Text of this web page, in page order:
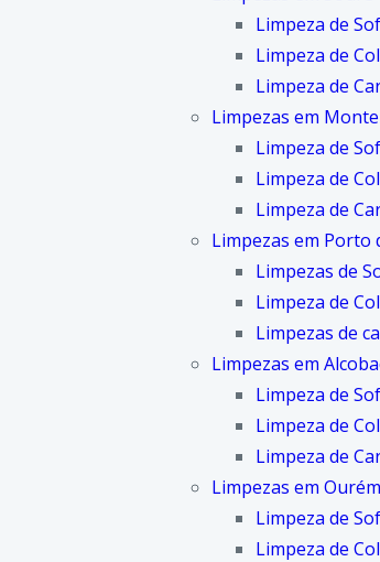
Limpeza de
Limpeza de
Limpeza de
Limpezas em
Limpeza de
Limpeza de
Limpeza de
Limpezas em Porto
Limpezas de
Limpeza de
Limpezas de
Limpezas em
Limpeza de
Limpeza de
Limpeza de
Limpezas em
Limpeza de
Limpeza de